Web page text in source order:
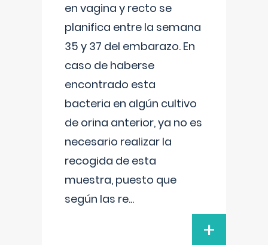
en vagina y recto se
planifica entre la semana
35 y 37 del embarazo. En
caso de haberse
encontrado esta
bacteria en algún cultivo
de orina anterior, ya no es
necesario realizar la
recogida de esta
muestra, puesto que
según las re...
+